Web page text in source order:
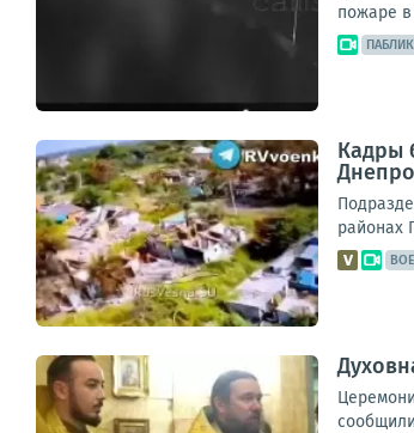
пожаре в
Кадры
районах